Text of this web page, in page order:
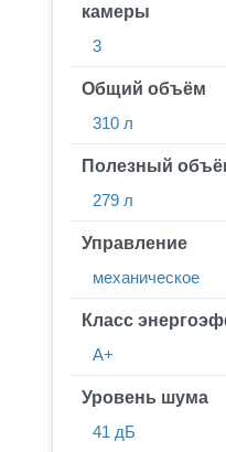
камеры
3
Общий объём
310 л
Полезный
279 л
Управление
механическое
Класс
A+
Уровень шума
41 дБ